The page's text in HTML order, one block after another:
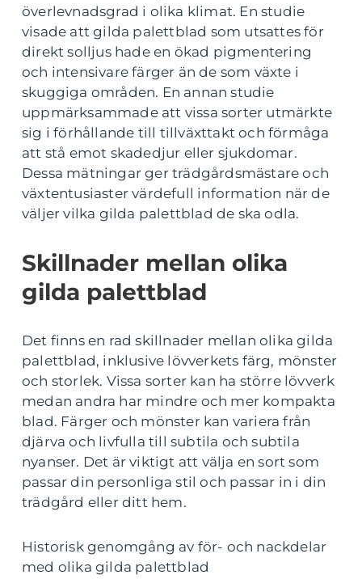
överlevnadsgrad i olika klimat. En studie
visade att gilda palettblad som utsattes för
direkt solljus hade en ökad pigmentering
och intensivare färger än de som växte i
skuggiga områden. En annan studie
uppmärksammade att vissa sorter utmärkte
sig i förhållande till tillväxttakt och förmåga
att stå emot skadedjur eller sjukdomar.
Dessa mätningar ger trädgårdsmästare och
växtentusiaster värdefull information när de
väljer vilka gilda palettblad de ska odla.
Skillnader mellan olika
gilda palettblad
Det finns en rad skillnader mellan olika gilda
palettblad, inklusive lövverkets färg, mönster
och storlek. Vissa sorter kan ha större lövverk
medan andra har mindre och mer kompakta
blad. Färger och mönster kan variera från
djärva och livfulla till subtila och subtila
nyanser. Det är viktigt att välja en sort som
passar din personliga stil och passar in i din
trädgård eller ditt hem.
Historisk genomgång av för- och nackdelar
med olika gilda palettblad